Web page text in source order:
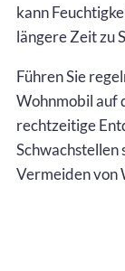
kann
längere Zeit zu
Führen Sie
Wohnmobil auf
rechtzeitige
Schwachstellen
Vermeiden von